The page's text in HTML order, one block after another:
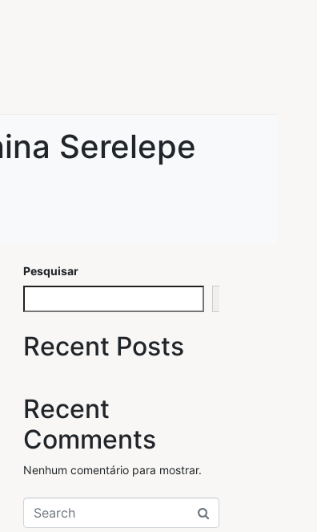
Serelepe
Pesquisar
Recent Posts
Recent
Comments
Nenhum comentário para mostrar.